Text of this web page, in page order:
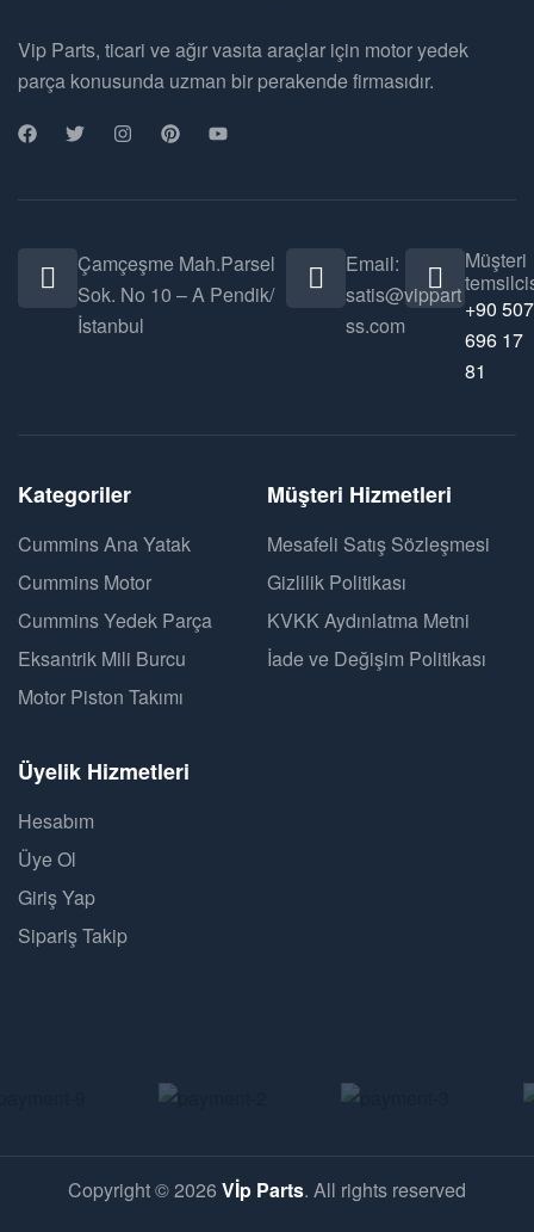
Vip Parts, ticari ve ağır vasıta araçlar için motor yedek
parça konusunda uzman bir perakende firmasıdır.
Çamçeşme Mah.Parsel
Sok. No 10 – A Pendik/
İstanbul
Email:
satis@vippart
ss.com
Müşteri
+90 507
696 17
81
Kategoriler
Cummins Ana Yatak
Cummins Motor
Cummins Yedek Parça
Eksantrik Mili Burcu
Motor Piston Takımı
Müşteri Hizmetleri
Mesafeli Satış Sözleşmesi
Gizlilik Politikası
KVKK Aydınlatma Metni
İade ve Değişim Politikası
Üyelik Hizmetleri
Hesabım
Üye Ol
Giriş Yap
Sipariş Takip
Copyright © 2026 Vİp Parts. All rights reserved